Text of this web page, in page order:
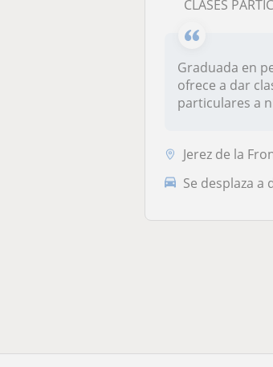
CLASES
Graduada en
ofrece a dar
particulares a
Jerez de la
Se desplaza a